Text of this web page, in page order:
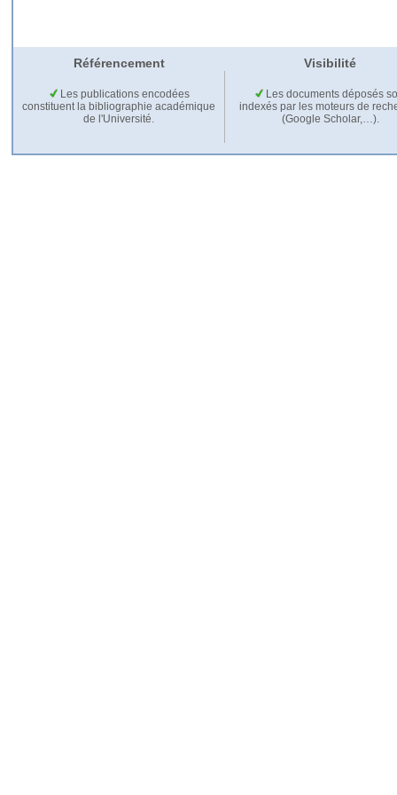
Référencement Visibilité
Les publications encodées
constituent la bibliographie académique
de l'Université.
Les documents déposés
indexés par les moteurs de
(Google Scholar,…).